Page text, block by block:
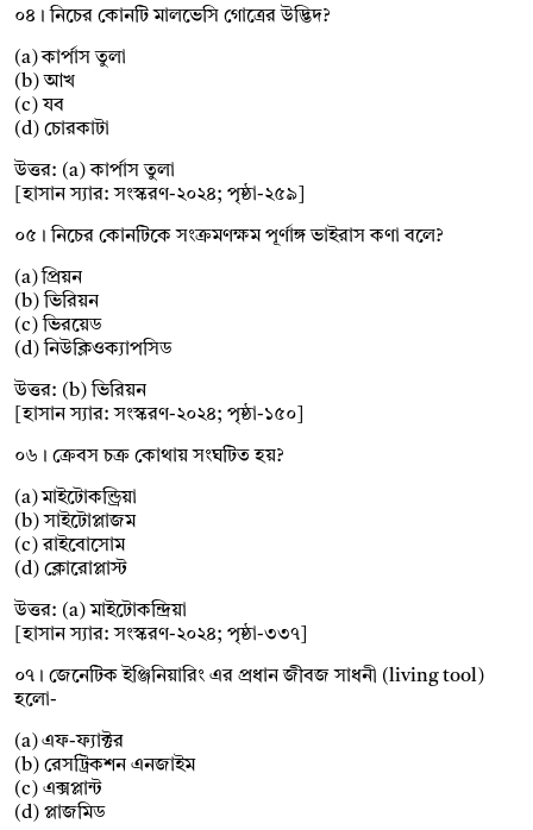
০৪। নিচের কোনটি মালভেসি গোত্রের উদ্ভিদ?
(a) কার্পাস তুলা
(b) আখ
(c) যব
(d) চোরকাটা
উত্তর: (a) কার্পাস তুলা
[হাসান স্যার: সংস্করণ-২০২৪; পৃষ্ঠা-২৫৯]
০৫। নিচের কোনটিকে সংক্রমণক্ষম পূর্ণাঙ্গ ভাইরাস কণা বলে?
(a) প্রিয়ন
(b) ভিরিয়ন
(c) ভিরয়েড
(d) নিউক্লিওক্যাপসিড
উত্তর: (b) ভিরিয়ন
[হাসান স্যার: সংস্করণ-২০২৪; পৃষ্ঠা-১৫০]
০৬। ক্রেবস চক্র কোথায় সংঘটিত হয়?
(a) মাইটোকন্ড্রিয়া
(b) সাইটোপ্লাজম
(c) রাইবোসোম
(d) ক্লোরোপ্লাস্ট
উত্তর: (a) মাইটোকন্দ্রিয়া
[হাসান স্যার: সংস্করণ-২০২৪; পৃষ্ঠা-৩৩৭]
০৭। জেনেটিক ইঞ্জিনিয়ারিং এর প্রধান জীবজ সাধনী (living tool)
হলো-
(a) এফ-ফ্যাক্টর
(b) রেসট্রিকশন এনজাইম
(c) এক্সপ্লান্ট
(d) প্লাজমিড